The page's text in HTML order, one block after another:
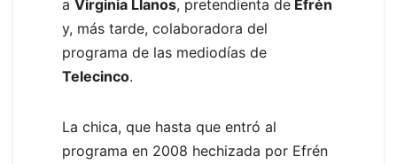
a Virginia Llanos, pretendienta de Efrén
y, más tarde, colaboradora del
programa de las mediodías de
Telecinco.
La chica, que hasta que entró al
programa en 2008 hechizada por Efrén